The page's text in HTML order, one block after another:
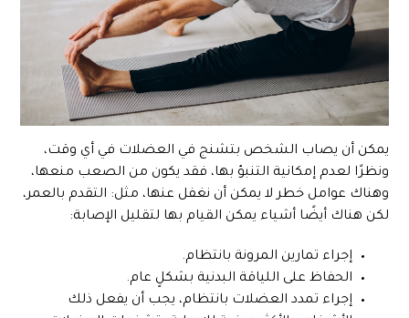
يمكن أن يصاب الشخص بتشنج في العضلات في أي وقت،
ونظرًا لعدم إمكانية التنبؤ بها، فقد يكون من الصعب منعها،
وهناك عوامل خطر لا يمكن أن نغفل عنها، مثل: التقدم بالعمر،
لكن هناك أيضًا أشياء يمكن القيام بها لتقليل الإصابة:
إجراء تمارين المرونة بانتظام.
الحفاظ على اللياقة البدنية بشكلٍ عام.
إجراء تمدد العضلات بانتظام، يجب أن يفعل ذلك